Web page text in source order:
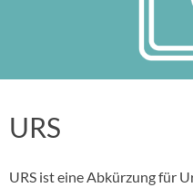
URS
URS ist eine Abkürzung für